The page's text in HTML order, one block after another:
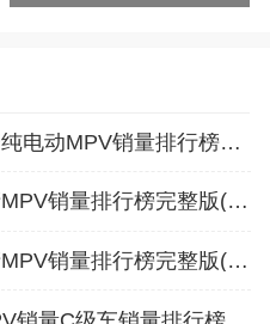
2025年7月全国合资纯电动MPV销量排行榜完整版(零售量
2024年5月全国国产MPV销量排行榜完整版(出口量
2024年8月全国国产MPV销量排行榜完整版(出口量